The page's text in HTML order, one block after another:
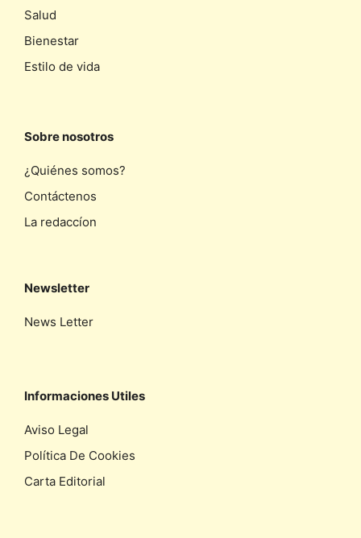
Salud
Bienestar
Estilo de vida
Sobre nosotros
¿Quiénes somos?
Contáctenos
La redaccíon
Newsletter
News Letter
Informaciones Utiles
Aviso Legal
Política De Cookies
Carta Editorial